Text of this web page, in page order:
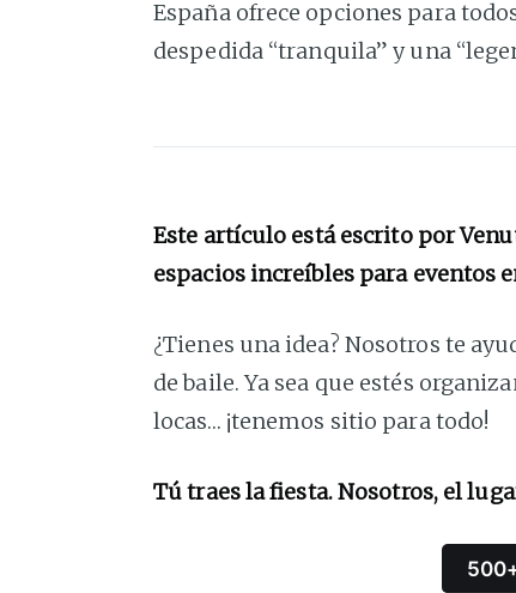
España ofrece opciones para
despedida “tranquila” y una
Este artículo está escrito por
espacios increíbles para eventos
¿Tienes una idea? Nosotros te
de baile. Ya sea que estés
locas… ¡tenemos sitio para todo!
Tú traes la fiesta. Nosotros, el